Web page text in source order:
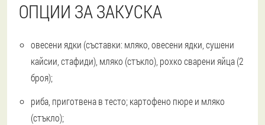
ОПЦИИ ЗА ЗАКУСКА
овесени ядки (съставки: мляко, овесени ядки, сушени
кайсии, стафиди), мляко (стъкло), рохко сварени яйца (2
броя);
риба, приготвена в тесто; картофено пюре и мляко
(стъкло);